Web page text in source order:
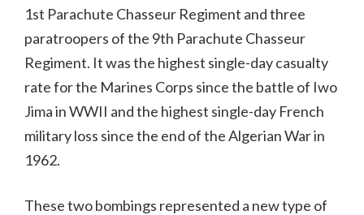
1st Parachute Chasseur Regiment and three
paratroopers of the 9th Parachute Chasseur
Regiment. It was the highest single-day casualty
rate for the Marines Corps since the battle of Iwo
Jima in WWII and the highest single-day French
military loss since the end of the Algerian War in
1962.
These two bombings represented a new type of